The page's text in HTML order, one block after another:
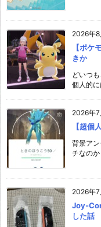
2026年8
【ポケ
きか
どいつ
個人的
2026年
【超個
背景ア
チなの
2026年7
Joy-
した話